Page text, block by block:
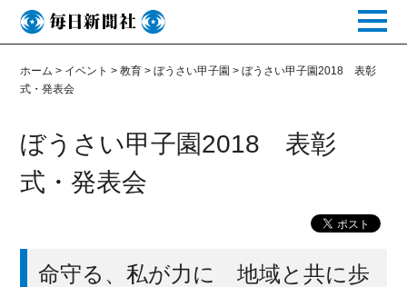
toggle
ホーム > イベント >教育 >ぼうさい甲子園 >ぼうさい甲子園2018 表彰
式・発表会
ぼうさい甲子園2018 表彰
式・発表会
命守る、私が力に 地域と共に歩